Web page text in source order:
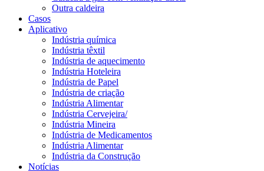
Outra caldeira
Casos
Aplicativo
Indústria química
Indústria têxtil
Indústria de aquecimento
Indústria Hoteleira
Indústria de Papel
Indústria de criação
Indústria Alimentar
Indústria Cervejeira/
Indústria Mineira
Indústria de Medicamentos
Indústria Alimentar
Indústria da Construção
Notícias